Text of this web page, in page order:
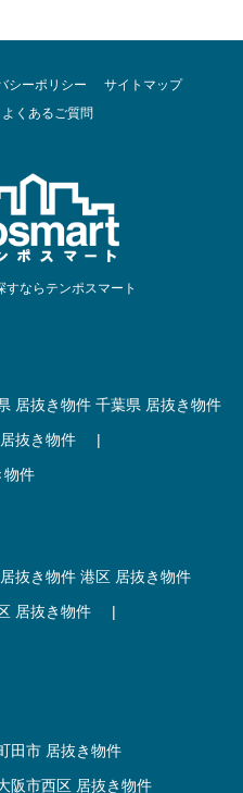
シーポリシー
サイトマップ
よくあるご質問
すならテンポスマート
居抜き物件 千葉県 居抜き物件
抜き物件
|
物件
抜き物件 港区 居抜き物件
居抜き物件
|
田市 居抜き物件
阪市西区 居抜き物件